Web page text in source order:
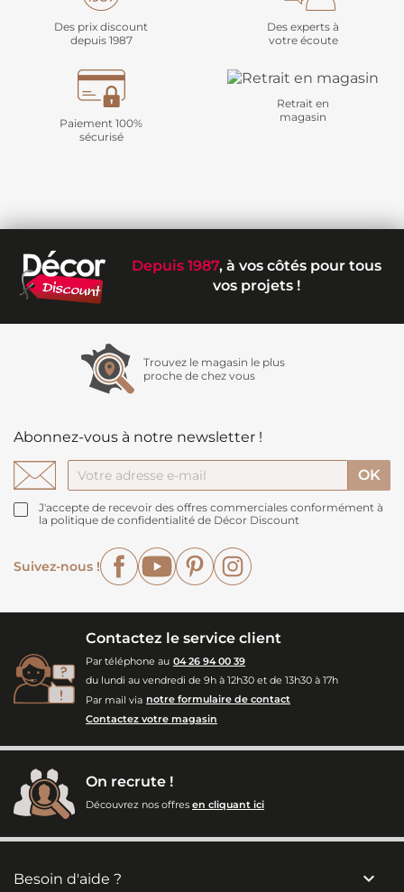
Des prix discount
depuis 1987
Des experts à
votre écoute
Paiement 100%
sécurisé
Retrait en
magasin
Depuis 1987, à vos côtés pour tous
vos projets !
Trouvez le magasin le plus
proche de chez vous
Abonnez-vous à notre newsletter !
J'accepte de recevoir des offres commerciales conformément à
la politique de confidentialité de Décor Discount
Suivez-nous !
FacebookYouTubePinterest
Contactez le service client
Par téléphone au 04 26 94 00 39
du lundi au vendredi de 9h à 12h30 et de 13h30 à 17h
Par mail via notre formulaire de contact
Contactez votre magasin
On recrute !
Découvrez nos offres en cliquant ici
Besoin d'aide ? 